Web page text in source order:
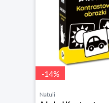
-14%
Natuli